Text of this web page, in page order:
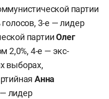
партии
голосов, 3-е — лидер
партииОлег
2,0%, 4-е — экс-
выборах,
Анна
— лидер